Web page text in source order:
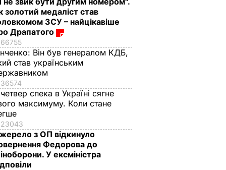
золотий медаліст став
ЗСУ – найцікавіше
Драпатого
66755
Він був генералом КДБ,
став українським
36574
спека в Україні сягне
максимуму. Коли стане
23043
з ОП відкинуло
Федорова до
У ексміністра